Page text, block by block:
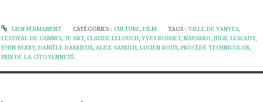
LIEN PERMANENT CATÉGORIES : CULTURE, FILM TAGS :VILLE DE VANVES,
FESTIVAL DE CANNES, 7E ART, CLAUDE LELOUCH, YVES BOISSET, NAVARRO, JULIE LESCAUT,
JOHN BERRY, DANIÉLE DARRIEUX, ALICE SAPRICH, LUCIEN ROUX, PROCÉDÉ TECHNICOLOR,
PRIX DE LA CITOYENNETÉ.